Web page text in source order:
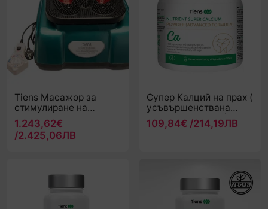
Tiens Масажор за
стимулиране на
кръвообращението TQ-
D30
1.243,62€
/2.425,06ЛВ
Супер Калций на прах (
усъвършенствана
формула ) -250g (25
дози x 10g)
109,84€ /214,19ЛВ